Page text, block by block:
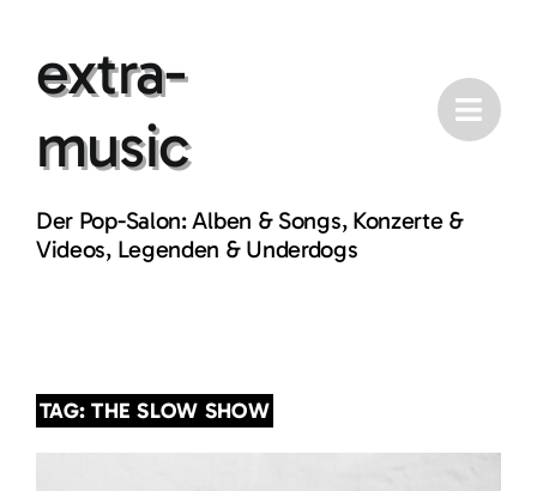
contentextra-
music
Der Pop-Salon: Alben & Songs, Konzerte &
Videos, Legenden & Underdogs
TAG: THE SLOW SHOW